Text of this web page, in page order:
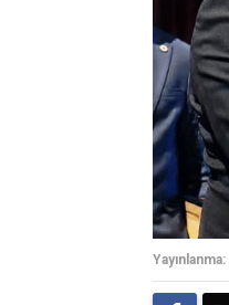
Yayınlanma: